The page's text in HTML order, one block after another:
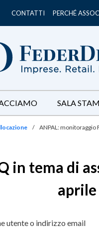
CONTATTI PERCHÉ
SALA
/ ANPAL: monitoraggio
in tema di
utente o indirizzo email